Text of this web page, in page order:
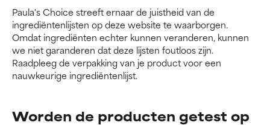
Paula's Choice streeft ernaar de juistheid van de
ingrediëntenlijsten op deze website te waarborgen.
Omdat ingrediënten echter kunnen veranderen, kunnen
we niet garanderen dat deze lijsten foutloos zijn.
Raadpleeg de verpakking van je product voor een
nauwkeurige ingrediëntenlijst.
Worden de producten getest op